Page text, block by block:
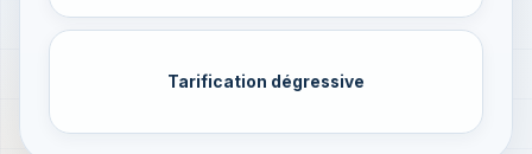
Tarification dégressive